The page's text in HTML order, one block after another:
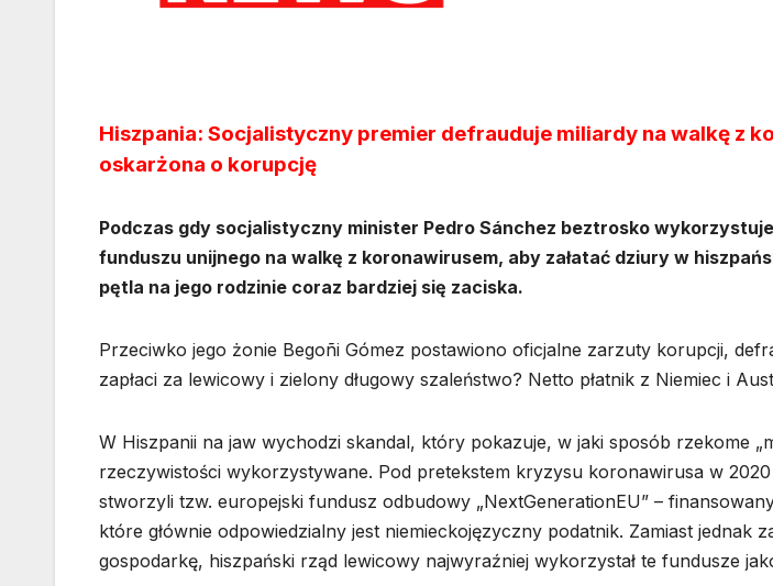
Hiszpania: Socjalistyczny premier defrauduje miliardy na walkę z
oskarżona o korupcję
Podczas gdy socjalistyczny minister Pedro Sánchez beztrosko
funduszu unijnego na walkę z koronawirusem, aby załatać dziury w
pętla na jego rodzinie coraz bardziej się zaciska.
Przeciwko jego żonie Begoñi Gómez postawiono oficjalne zarzuty korupcji,
zapłaci za lewicowy i zielony długowy szaleństwo? Netto płatnik z Niemiec i
W Hiszpanii na jaw wychodzi skandal, który pokazuje, w jaki sposób rzekome
rzeczywistości wykorzystywane. Pod pretekstem kryzysu koronawirusa w
stworzyli tzw. europejski fundusz odbudowy „NextGenerationEU” –
które głównie odpowiedzialny jest niemieckojęzyczny podatnik. Zamiast jednak
gospodarkę, hiszpański rząd lewicowy najwyraźniej wykorzystał te fundusze